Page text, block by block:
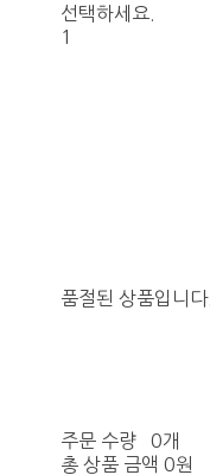
선택하세요.
1
품절된 상품입니다.
주문 수량
0개
총 상품 금액 0원